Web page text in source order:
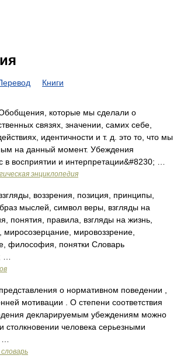
Книги
которые мы сделали о
связях, значении, самих себе,
идентичности и т. д. это то, что мы
на данный момент. Убеждения
в восприятии и интерпретации&#8230; …
энциклопедия
воззрения, позиция, принципы,
мыслей, символ веры, взгляды на
понятия, правила, взгляды на жизнь,
миросозерцание, мировоззрение,
философия, понятки Словарь
…
о нормативном поведении ,
мотивации . О степени соответствия
декларируемым убеждениям можно
столкновении человека серьезными